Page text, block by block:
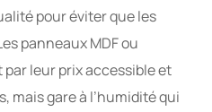
pour éviter que les
panneaux MDF ou
leur prix accessible et
mais gare à l’humidité qui